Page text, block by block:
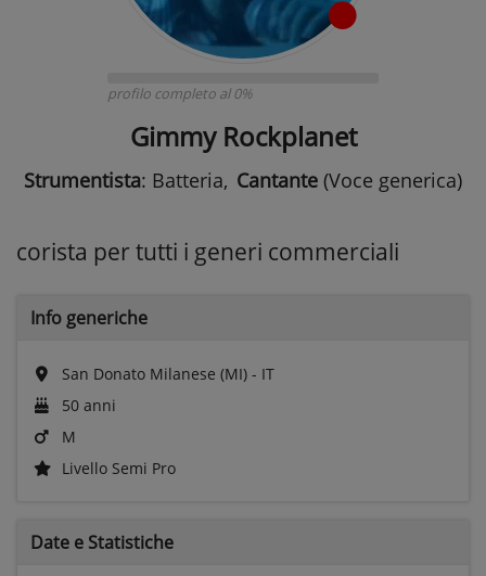
profilo completo al 0%
Gimmy Rockplanet
Strumentista: Batteria, Cantante (Voce generica)
corista per tutti i generi commerciali
Info generiche
San Donato Milanese (MI) - IT
50 anni
M
Livello Semi Pro
Date e Statistiche